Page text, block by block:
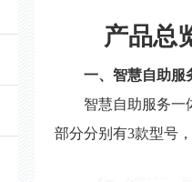
产品总
一、智慧自助服
智慧自助服务一
部分分别有3款型号